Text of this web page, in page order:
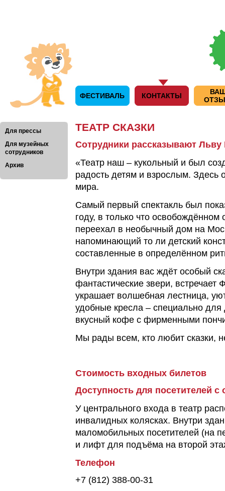
ФЕСТИВАЛЬ КОНТАКТЫ
Для прессы
Для музейных
сотрудников
Архив
ТЕАТР СКАЗКИ
Сотрудники рассказывают
«Театр наш – кукольный и был
радость детям и взрослым. Здесь
мира.
Самый первый спектакль был
году, в только что
переехал в необычный дом на
напоминающий то ли детский
составленные в определённом
Внутри здания вас ждёт особый
фантастические звери,
украшает волшебная лестница,
удобные кресла – специально
вкусный кофе с фирменными
Мы рады всем, кто любит сказки,
Стоимость входных билетов
Доступность для посетителей
У центрального входа в театр
инвалидных колясках. Внутри
маломобильных посетителей (на
и лифт для подъёма на второй
Телефон
+7 (812) 388-00-31